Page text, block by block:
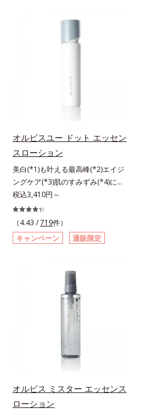
振って混ぜると、美容成分がくずれ
ピタッと密着。くずれ防止成分が
でメイクをくずさずガードします。
さらに保湿成分配合でうるおい感が
続き、エアコンなどによる乾燥も防
ぎます。*1 トリメチルシロキシケ
イ酸、ジメチコン配合＝汗や水、皮
脂をはじき、メイクくずれを防ぐ成
分*2 オリーブ葉エキス、ゴレンシ
葉エキス、加水分解ヒアルロン酸、
異性化糖配合＝保湿成分【ご使用方
法】2層タイプなので、必ず容器を
よく振ってからお使いください。メ
イクの仕上げに、顔から20cm程度
離し、目と口を閉じて、顔全体に適
量吹きかけてください。（5～6プッ
触れずに乾くまでそのままお待ちく
オルビスユー ドット エッセン
スローション
美白(*1)も叶える最高峰(*2)エイジ
ングケア(*3)肌のすみずみ(*4)にし
みわたるうるおい充満ローション。
ハリも透明感(*5)も結果主義。年齢
サイン(*6)の因子に着目した肌科学
エイジングケア(*3)シリーズ。オル
ビスユー ドットシリーズは、年齢
ではなく、肌で起きていることの根
本原因に着目。加齢とともに現れる
年齢サインについて研究を進めたと
ころ、弾力感のない状態である「ハ
リのなさ」や、くすみ(*7)などが現
れている状態である「透明感のな
さ」が、大人の肌印象に大きな影響
を与えていることがわかりました。
そこでオルビスユー ドットシリー
ズは美容成分(*8)として「G.D.F.ア
クティベーター(*9)」を配合。そし
て、従来から配合している美白(*1)
税込3,410円～
（4.43 /719件）
キャンペーン
通販限定
オルビス ミスター エッセンス
ローション